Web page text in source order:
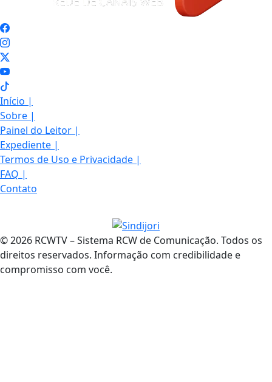
Início |
Sobre |
Painel do Leitor |
Expediente |
Termos de Uso e Privacidade |
FAQ |
Contato
© 2026 RCWTV – Sistema RCW de Comunicação. Todos os
direitos reservados. Informação com credibilidade e
compromisso com você.